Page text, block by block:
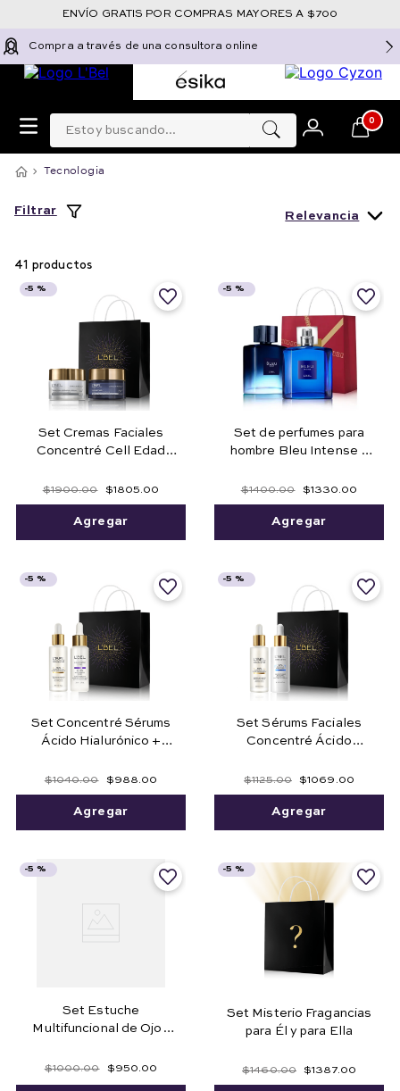
Compra a través de una consultora online
Estoy buscando... 0
ENVÍO GRATIS POR COMPRAS MAYORES A $700
Tecnologia
Filtrar Relevancia
41 productos
Set Cremas Faciales
Concentré Cell Edad
-5 %
$1900.00 $1805.00
Agregar
Set de perfumes para
hombre Bleu Intense y
-5 %
$1400.00 $1330.00
Agregar
Set Concentré Sérums
Ácido Hialurónico +
-5 %
$1040.00 $988.00
Agregar
Set Sérums Faciales
Concentré Ácido
-5 %
$1125.00 $1069 .00
Agregar
Set Estuche
Multifuncional de Ojos
Bifásico
-5 %
$1000.00 $950.00
Set Misterio Fragancias
para Él y para Ella
-5 %
$1460.00 $1387.00